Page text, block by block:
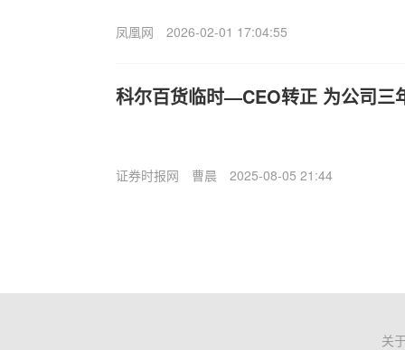
凤凰网 2026-02-01 17:04:55
科尔百货临时—CEO转正 为公司三
证券时报网 曹晨 2025-08-05 21:44
关